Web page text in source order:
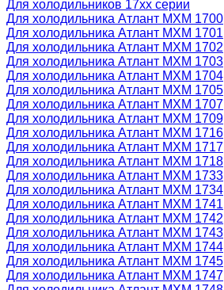
Для холодильников 17хх серии
Для холодильника Атлант МХМ 1700
Для холодильника Атлант МХМ 1701
Для холодильника Атлант МХМ 1702
Для холодильника Атлант МХМ 1703
Для холодильника Атлант МХМ 1704
Для холодильника Атлант МХМ 1705
Для холодильника Атлант МХМ 1707
Для холодильника Атлант МХМ 1709
Для холодильника Атлант МХМ 1716
Для холодильника Атлант МХМ 1717
Для холодильника Атлант МХМ 1718
Для холодильника Атлант МХМ 1733
Для холодильника Атлант МХМ 1734
Для холодильника Атлант МХМ 1741
Для холодильника Атлант МХМ 1742
Для холодильника Атлант МХМ 1743
Для холодильника Атлант МХМ 1744
Для холодильника Атлант МХМ 1745
Для холодильника Атлант МХМ 1747